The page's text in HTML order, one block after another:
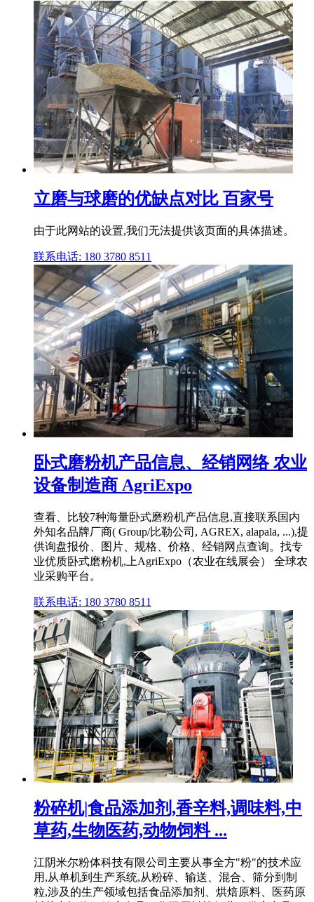
立磨与球磨的优缺点对比 百家号
由于此网站的设置,我们无法提供该页面的具体描述。
联系电话: 180 3780 8511
卧式磨粉机产品信息、经销网络 农业
设备制造商 AgriExpo
查看、比较7种海量卧式磨粉机产品信息,直接联系国内
外知名品牌厂商( Group/比勒公司, AGREX, alapala, ...),提
供询盘报价、图片、规格、价格、经销网点查询。找专
业优质卧式磨粉机,上AgriExpo（农业在线展会） 全球农
业采购平台。
联系电话: 180 3780 8511
粉碎机|食品添加剂,香辛料,调味料,中
草药,生物医药,动物饲料 ...
江阴米尔粉体科技有限公司主要从事全方"粉"的技术应
用,从单机到生产系统,从粉碎、输送、混合、筛分到制
粒,涉及的生产领域包括食品添加剂、烘焙原料、医药原